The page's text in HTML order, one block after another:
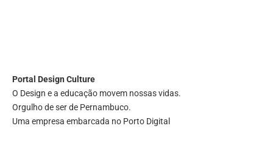
Portal Design Culture
O Design e a educação movem nossas vidas.
Orgulho de ser de Pernambuco.
Uma empresa embarcada no Porto Digital